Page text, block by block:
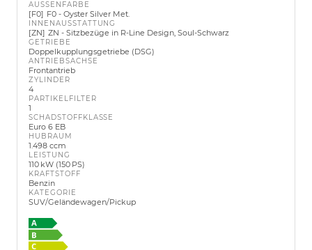
AUSSENFARBE
F0 F0 - Oyster Silver Met.
INNENAUSSTATTUNG
ZN ZN - Sitzbezüge in R-Line Design, Soul-Schwarz
GETRIEBE
Doppelkupplungsgetriebe (DSG)
ANTRIEBSACHSE
Frontantrieb
ZYLINDER
4
PARTIKELFILTER
1
SCHADSTOFFKLASSE
Euro 6 EB
HUBRAUM
1.498 ccm
LEISTUNG
110 kW (150 PS)
KRAFTSTOFF
Benzin
KATEGORIE
SUV/Geländewagen/Pickup